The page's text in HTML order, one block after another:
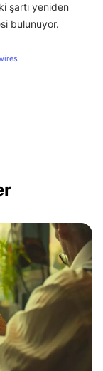
şartı yeniden
bulunuyor.